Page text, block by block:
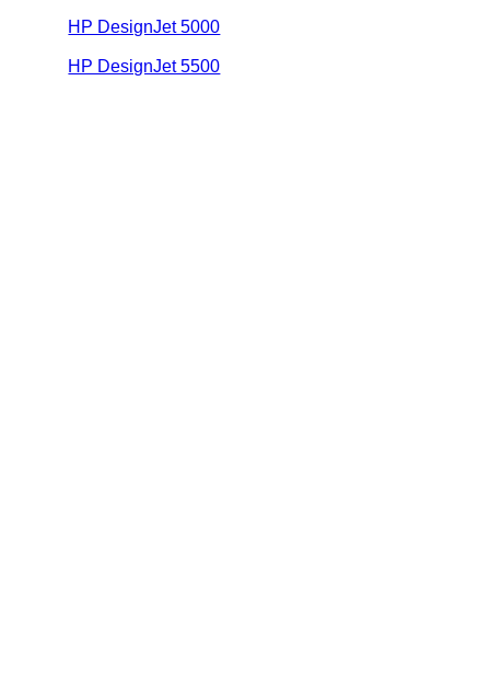
HP DesignJet 5000
HP DesignJet 5500